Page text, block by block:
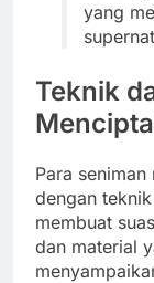
yang
Teknik
Para
dengan
membuat
dan material